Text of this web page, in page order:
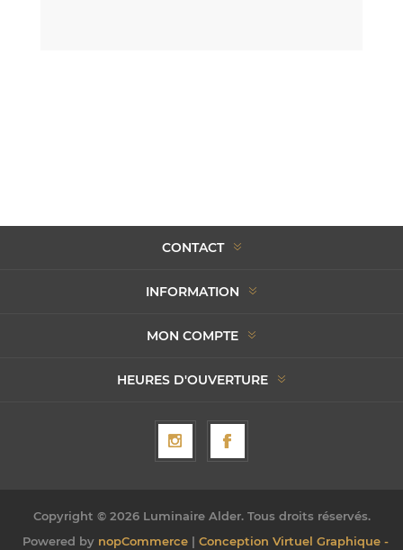
CONTACT
INFORMATION
MON COMPTE
HEURES D'OUVERTURE
Copyright © 2026 Luminaire Alder. Tous droits réservés.
Powered by nopCommerce| Conception Virtuel Graphique -